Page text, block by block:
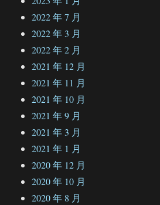
2022 年 7 月
2022 年 3 月
2022 年 2 月
2021 年 12 月
2021 年 11 月
2021 年 10 月
2021 年 9 月
2021 年 3 月
2021 年 1 月
2020 年 12 月
2020 年 10 月
2020 年 8 月